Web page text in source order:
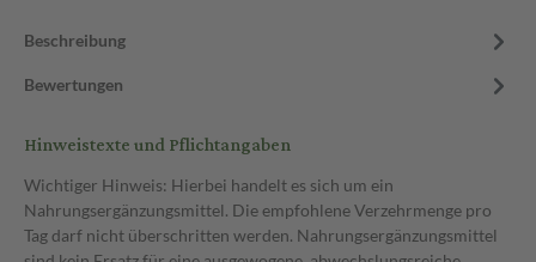
Beschreibung
Bewertungen
Hinweistexte und Pflichtangaben
Wichtiger Hinweis: Hierbei handelt es sich um ein
Nahrungsergänzungsmittel. Die empfohlene Verzehrmenge pro
Tag darf nicht überschritten werden. Nahrungsergänzungsmittel